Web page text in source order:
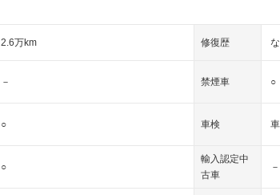
2.6万km 修復歴
－ 禁煙車 ○
○ 車検
○
輸入認定中
古車
－